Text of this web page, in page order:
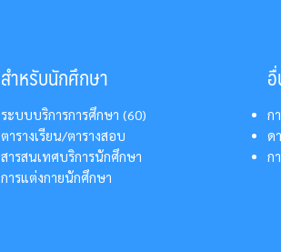
สำหรับนักศึกษา
ระบบบริการการศึกษา (60)
ตารางเรียน/ตารางสอบ
สารสนเทศบริการนักศึกษา
การแต่งกายนักศึกษา
ก
ด
ก